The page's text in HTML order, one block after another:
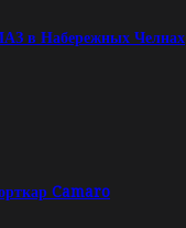
в Набережных Челнах
Camaro